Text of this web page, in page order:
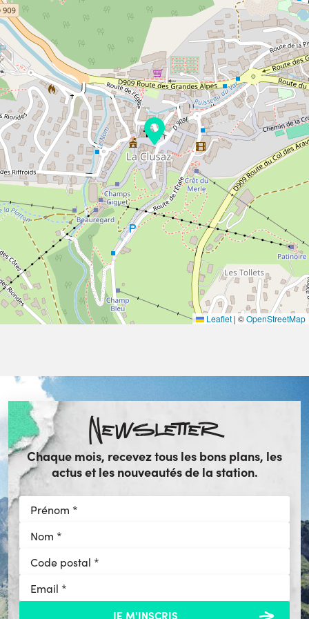
Leaflet | ©OpenStreetMap
Newsletter
Chaque mois, recevez tous les bons plans, les
actus et les nouveautés de la station.